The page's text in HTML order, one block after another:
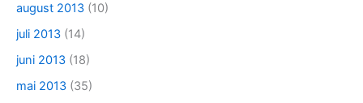
august 2013 (10)
juli 2013 (14)
juni 2013 (18)
mai 2013 (35)